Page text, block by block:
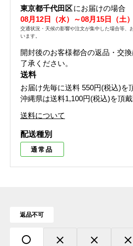
東京都千代田区にお届けの場合
08月12日（水）～08月15日（土）
交通状況・天候の影響や注文が集中した場合等、
います。
開封後のお客様都合の返品・交
了承ください。
送料
お届け先毎に送料 550円(税込)を
沖縄県は送料1,100円(税込)を頂戴
送料について
配送種別
通常品
返品不可